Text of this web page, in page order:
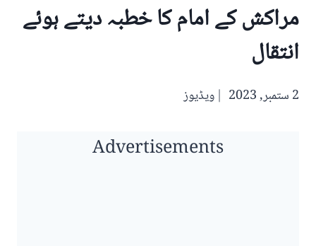
مراکش کے امام کا خطبہ دیتے ہوئے
انتقال
2 ستمبر, 2023 ویڈیوز
Advertisements